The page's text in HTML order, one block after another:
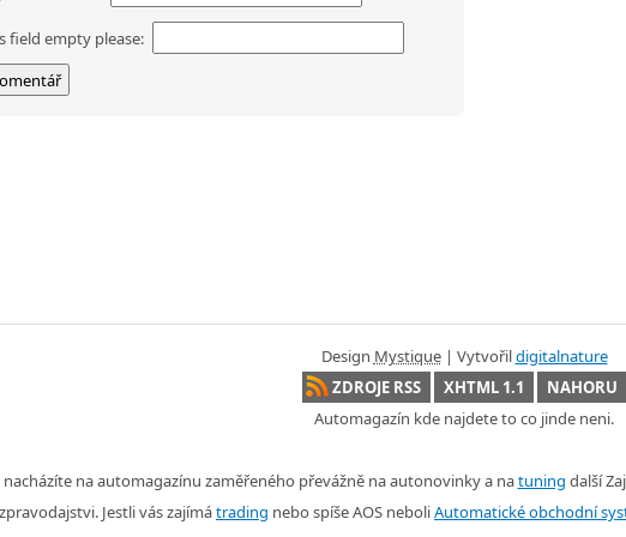
field empty please:
Design Mystique| Vytvořildigitalnature
ZDROJE RSS
XHTML 1.1
NAHORU
Automagazín kde najdete to co jinde neni.
nacházíte na automagazínu zaměřeného převážně na autonovinky a natuning další
zpravodajstvi. Jestli vás zajímátrading nebo spíše AOS neboliAutomatické obchodní